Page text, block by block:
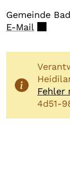
Gemeinde
E-Mail
Fehler
4d51-